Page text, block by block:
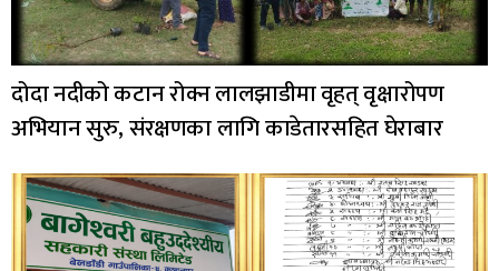
दोदा नदीको कटान रोक्न लालझाडीमा वृहत् वृक्षारोपण
अभियान सुरु, संरक्षणका लागि काडेतारसहित घेराबार